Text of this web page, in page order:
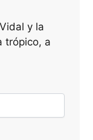
y la
trópico, a